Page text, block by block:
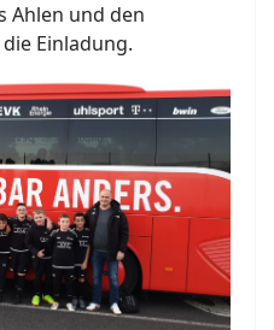
Ahlen und den
Einladung.